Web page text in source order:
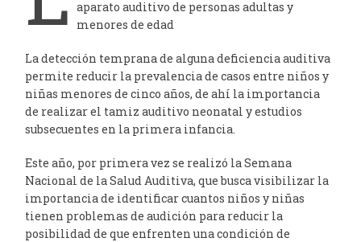
aparato auditivo de personas adultas y
menores de edad
La detección temprana de alguna deficiencia auditiva
permite reducir la prevalencia de casos entre niños y
niñas menores de cinco años, de ahí la importancia
de realizar el tamiz auditivo neonatal y estudios
subsecuentes en la primera infancia.
Este año, por primera vez se realizó la Semana
Nacional de la Salud Auditiva, que busca visibilizar la
importancia de identificar cuantos niños y niñas
tienen problemas de audición para reducir la
posibilidad de que enfrenten una condición de